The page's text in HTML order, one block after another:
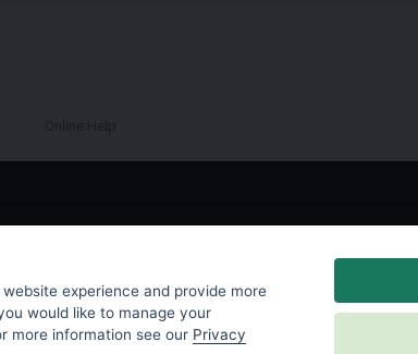
experience and provide more
would like to manage your
more information see our Privacy